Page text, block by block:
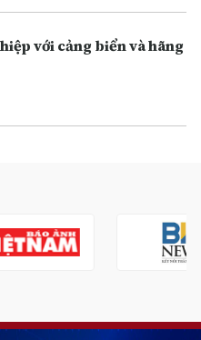
với cảng biển và hãng